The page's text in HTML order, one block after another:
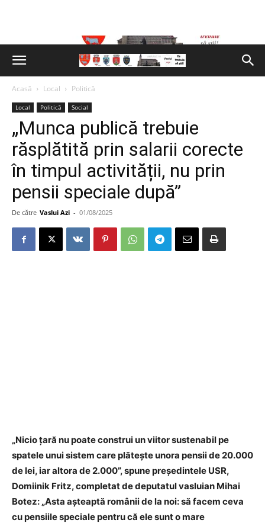
Acasă Local Politică
Local Politică Social
„Munca publică trebuie
răsplătită prin salarii corecte
în timpul activității, nu prin
pensii speciale după”
De către Vaslui Azi - 01/08/2025
„Nicio țară nu poate construi un viitor sustenabil pe
spatele unui sistem care plătește unora pensii de 20.000
de lei, iar altora de 2.000”, spune președintele USR,
Domiinik Fritz, completat de deputatul vasluian Mihai
Botez: „Asta așteaptă românii de la noi: să facem ceva
cu pensiile speciale pentru că ele sunt o mare